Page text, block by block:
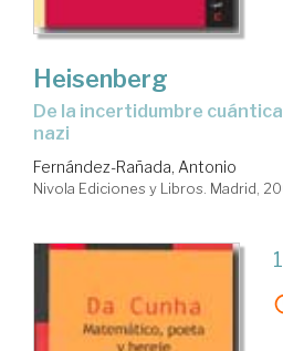
Heisenberg
de la incertidumbre cuántica a la bomba atómica
nazi
Fernández-Rañada, Antonio
Nivola Ediciones y Libros. Madrid,